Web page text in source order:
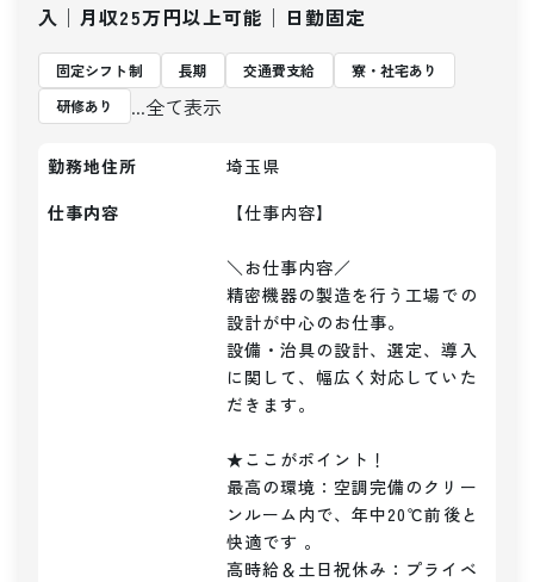
入│月収25万円以上可能│日勤固定
固定シフト制 長期 交通費支給
寮・社宅あり
研修あり
...全て表示
勤務地住所
埼玉県
仕事内容
【仕事内容】
＼お仕事内容／
精密機器の製造を行う工場での
設計が中心のお仕事。
設備・治具の設計、選定、導入
に関して、幅広く対応していた
だきます。
★ここがポイント！
最高の環境：空調完備のクリー
ンルーム内で、年中20℃前後と
快適です 。
高時給＆土日祝休み：プライベ